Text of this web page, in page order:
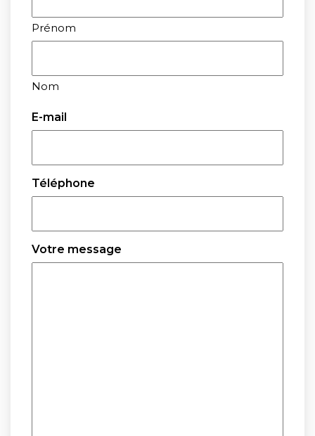
Prénom
Nom
E-mail
Téléphone
Votre message